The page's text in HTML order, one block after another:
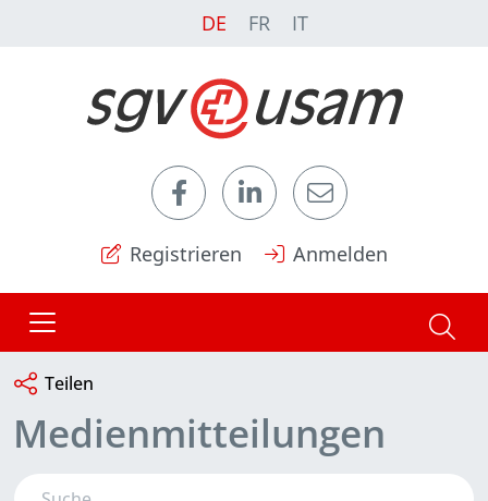
DE FR IT
Registrieren Anmelden
Teilen
Medienmitteilungen